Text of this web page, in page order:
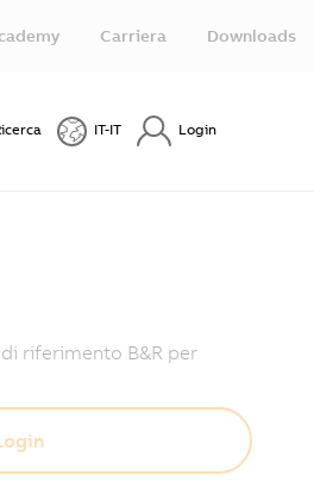
Carriera Downloads
IT-IT Login
riferimento B&R per